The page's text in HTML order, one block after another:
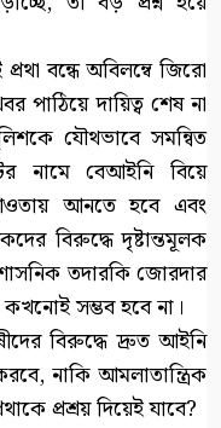
বন্ধে অবিলম্বে জিরো
পাঠিয়ে দায়িত্ব শেষ না
যৌথভাবে সমন্বিত
নামে বেআইনি বিয়ে
আনতে হবে এবং
বিরুদ্ধে দৃষ্টান্তমূলক
তদারকি জোরদার
সম্ভব হবে না।
বিরুদ্ধে দ্রুত আইনি
নাকি আমলাতান্ত্রিক
প্রশ্রয় দিয়েই যাবে?